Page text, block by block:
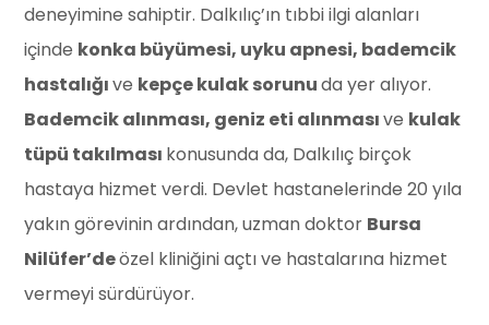
deneyimine sahiptir. Dalkılıç’ın tıbbi ilgi alanları
içinde konka büyümesi, uyku apnesi, bademcik
hastalığıve kepçe kulak sorunuda yer alıyor.
Bademcik alınması, geniz eti alınmasıve kulak
tüpü takılması konusunda da, Dalkılıç birçok
hastaya hizmet verdi. Devlet hastanelerinde 20 yıla
yakın görevinin ardından, uzman doktor Bursa
Nilüfer’deözel kliniğini açtı ve hastalarına hizmet
vermeyi sürdürüyor.